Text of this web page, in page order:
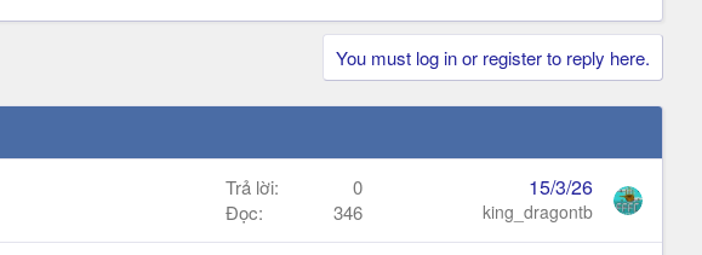
You must log in or register to reply here.
Trả lời
0
Đọc
346
15/3/26
king_dragontb